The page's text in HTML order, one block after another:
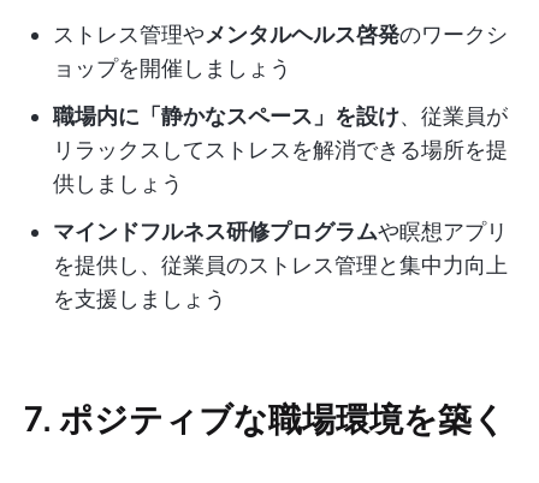
ストレス管理やメンタルヘルス啓発のワークシ
ョップを開催しましょう
職場内に「静かなスペース」を設け、従業員が
リラックスしてストレスを解消できる場所を提
供しましょう
マインドフルネス研修プログラムや瞑想アプリ
を提供し、従業員のストレス管理と集中力向上
を支援しましょう
7. ポジティブな職場環境を築く